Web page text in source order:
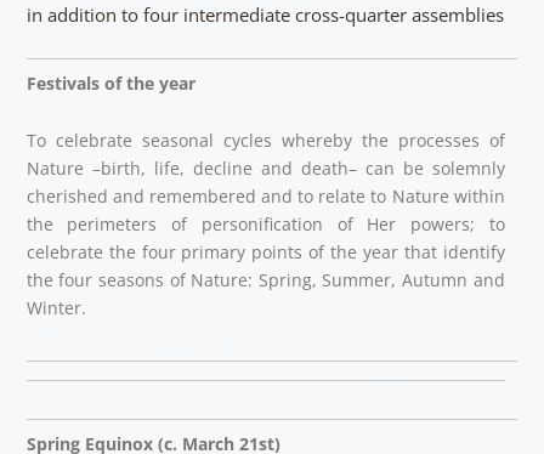
in addition to four intermediate cross-quarter assemblies
Festivals of the year
To celebrate seasonal cycles whereby the processes of
Nature –birth, life, decline and death– can be solemnly
cherished and remembered and to relate to Nature within
the perimeters of personification of Her powers; to
celebrate the four primary points of the year that identify
the four seasons of Nature: Spring, Summer, Autumn and
Winter.
Spring Equinox (c. March 21st)